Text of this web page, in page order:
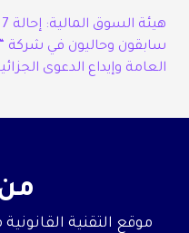
سابقون وحاليون في شركة
العامة وإيداع الدعوى
موقع التقنية